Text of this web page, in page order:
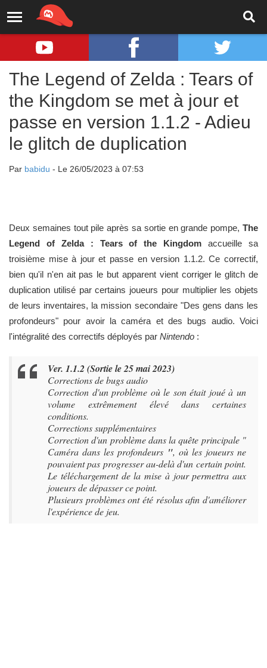
The Legend of Zelda : Tears of
the Kingdom se met à jour et
passe en version 1.1.2 - Adieu
le glitch de duplication
Par babidu - Le 26/05/2023 à 07:53
Deux semaines tout pile après sa sortie en grande pompe, The
Legend of Zelda : Tears of the Kingdomaccueille sa
troisième mise à jour et passe en version 1.1.2. Ce correctif,
bien qu'il n'en ait pas le but apparent vient corriger le glitch de
duplication utilisé par certains joueurs pour multiplier les objets
de leurs inventaires, la mission secondaire "Des gens dans les
profondeurs" pour avoir la caméra et des bugs audio. Voici
l'intégralité des correctifs déployés par Nintendo :
Ver. 1.1.2 (Sortie le 25 mai 2023)
Corrections de bugs audio
Correction d'un problème où le son était joué à un
volume extrêmement élevé dans certaines
conditions.
Corrections supplémentaires
Correction d'un problème dans la quête principale "
Caméra dans les profondeurs ", où les joueurs ne
pouvaient pas progresser au-delà d'un certain point.
Le téléchargement de la mise à jour permettra aux
joueurs de dépasser ce point.
Plusieurs problèmes ont été résolus afin d'améliorer
l'expérience de jeu.